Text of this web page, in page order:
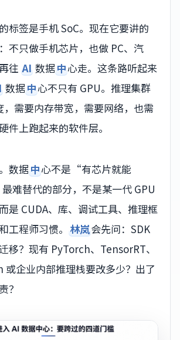
标签是手机 SoC。现在它要讲的
不只做手机芯片，也做 PC、汽
往 AI 数据中心走。这条路听起来
数据中心不只有 GPU。推理集群
，需要内存带宽，需要网络，也需
件上跑起来的软件层。
数据中心不是“有芯片就能
难替代的部分，不是某一代 GPU
是 CUDA、库、调试工具、推理框
工程师习惯。 林岚会先问：SDK
移？现有 PyTorch、TensorRT、
企业内部推理栈要改多少？出了
？